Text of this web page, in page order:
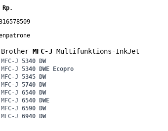
Brother MFC-J Multifunktions-InkJet
MFC-J 5340 DW
MFC-J 5340 DWE Ecopro
MFC-J 5345 DW
MFC-J 5740 DW
MFC-J 6540 DW
MFC-J 6540 DWE
MFC-J 6590 DW
MFC-J 6940 DW